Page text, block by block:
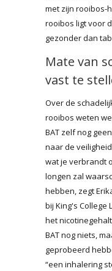
met zijn rooibos-
rooibos ligt voor
gezonder dan
Mate van
vast te
Over de
rooibos weten
BAT zelf nog
naar de
wat je verbrandt
longen zal
hebben, zegt
bij King's College
het
BAT nog niets,
geprobeerd
“een inhalering